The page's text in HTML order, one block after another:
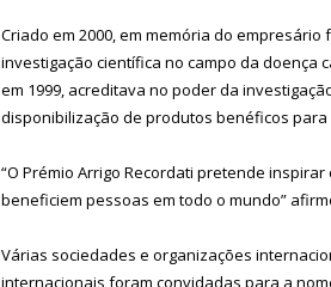
Criado em 2000, em memória do
investigação científica no campo da doença
em 1999, acreditava no poder da
disponibilização de produtos benéficos
“O Prémio Arrigo Recordati pretende
beneficiem pessoas em todo o mundo”
Várias sociedades e organizações
internacionais foram convidadas para a